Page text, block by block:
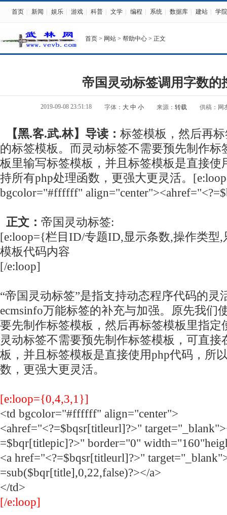
首页 新闻 娱乐 游戏 科普 文学 编程 系统 数据库 建站 学院
首页 > 网站 > 帮助中心 > 正文
帝国灵动标签调用字数的
2019-09-08 23:51:18 字体： 大 中 小 来源： 转载 供稿：网
【黑.客.武.林】导读： 标签模板，然后再
的标签模板。而灵动标签不需要预先制作标
板里输写标签模板，并且标签模板是直接使
持所有php处理函数，更强大更灵活。
bgcolor="#ffffff"
正文： 帝国灵动标签:
[e:loop={栏目ID/专题ID,显示条数,操作类型
模板代码内容
[/e:loop]
“帝国灵动标签”是指支持动态程序代码的灵
ecmsinfo万能标签的补充与加强。原先我们
要先制作标签模板，然后再标签模板里指定
灵动标签不需要预先制作标签模板，可直接
板，并且标签模板是直接使用php代码，所
数，更强大更灵活。
[e:loop={0,4,3,1}]
<td bgcolor="#ffffff" align="center">
<ahref="<?=$bqsr[titleurl]?>"
=$bqr[titlepic]?>" border="0"
<a href="<?=$bqsr[titleurl]?>"
=sub($bqr[title],0,22,false)?></a>
</td>
[/e:loop]